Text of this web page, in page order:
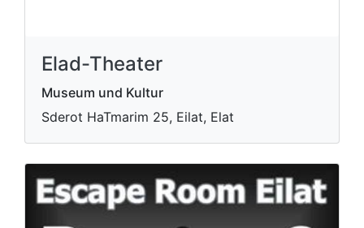
Elad-Theater
Museum und Kultur
Sderot HaTmarim 25, Eilat, Elat